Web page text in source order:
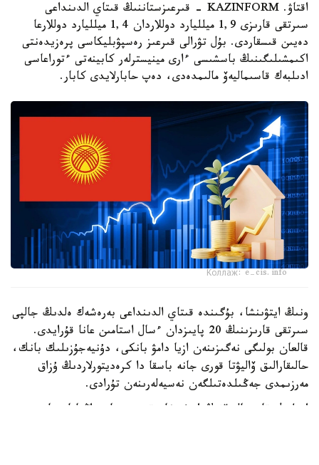
اقتاۋ. KAZINFORM - قىرعىزستاننىڭ قىتاي الدىنداعى
سىرتقى قارىزى 1,9 ميلليارد دوللاردان 1,4 ميلليارد دوللارعا
دەيىن قىسقاردى. بۇل تۋرالى قىرعىز رەسپۋبليكاسى پرەزيدەنتى
اكىمشىلىگىنىڭ باسشىسى ءارى مينيسترلەر كابينەتى ءتوراعاسى
ادىلبەك قاسىماليەۆ مالىمدەدى، دەپ حابارلايدى كابار.
Коллаж: e-cis.info
ونىڭ ايتۋىنشا، بۇگىندە قىتاي الدىنداعى بەرەشەك ەلدىڭ جالپى
سىرتقى قارىزىنىڭ 20 پايىزدان ءسال استامىن عانا قۇرايدى.
قالعان بولىگى نەگىزىنەن ازيا دامۋ بانكى، دۇنيەجۇزىلىك بانك،
حالىقارالىق ۆاليۋتا قورى جانە باسقا دا كرەديتورلاردىڭ ۇزاق
مەرزىمدى جەڭىلدەتىلگەن نەسيەلەرىنەن تۇرادى.
ادىلبەك قاسىماليەۆتىڭ ايتۋىنشا، قىرعىزستان زاڭناماسىنا